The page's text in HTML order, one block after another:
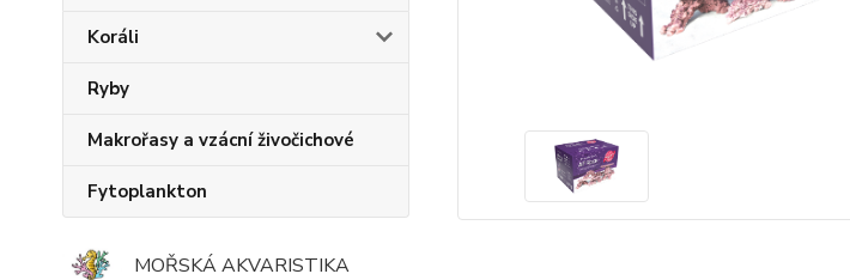
Koráli
Ryby
Makrořasy a vzácní živočichové
Fytoplankton
MOŘSKÁ AKVARISTIKA